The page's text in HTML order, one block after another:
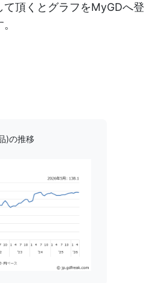
頂くとグラフをMyGDへ登
)の推移